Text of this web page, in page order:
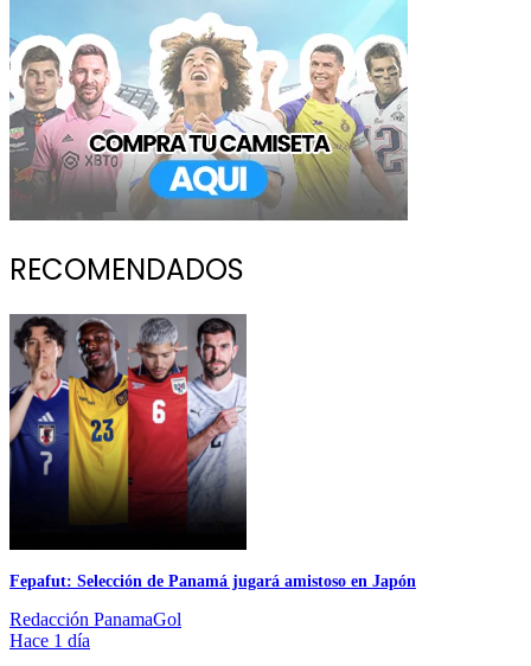
RECOMENDADOS
Fepafut: Selección de Panamá jugará amistoso en Japón
Redacción PanamaGol
Hace 1 día